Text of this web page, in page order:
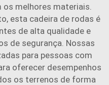
melhores materiais.
esta cadeira de rodas é
de alta qualidade e
de segurança. Nossas
para pessoas com
oferecer desempenhos
os terrenos de forma